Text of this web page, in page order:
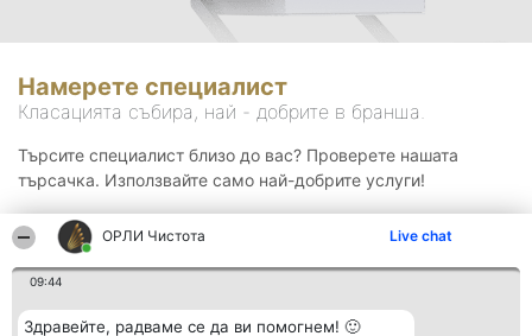
ОРЛИ Чистота Live chat
09:44
Здравейте, радваме се да ви помогнем! 🙂
Намерете специалист
Класацията събира, най - добрите в бранша.
Търсите специалист близо до вас? Проверете нашата
търсачка. Използвайте само най-добрите услуги!